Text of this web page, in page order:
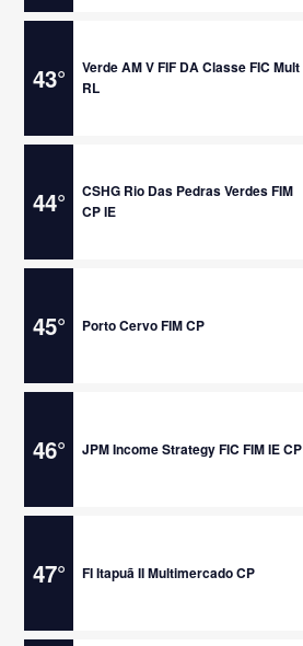
43°
Verde AM V FIF DA Classe FIC Mult
RL
44°
CSHG Rio Das Pedras Verdes FIM
CP IE
45° Porto Cervo FIM CP
46° JPM Income Strategy FIC FIM IE CP
47° FI Itapuã II Multimercado CP